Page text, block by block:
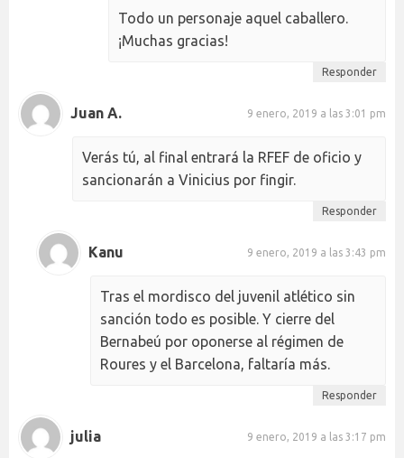
Todo un personaje aquel caballero.
¡Muchas gracias!
Responder
Juan A. 9 enero, 2019 a las 3:01 pm
Verás tú, al final entrará la RFEF de oficio y
sancionarán a Vinicius por fingir.
Responder
Kanu 9 enero, 2019 a las 3:43 pm
Tras el mordisco del juvenil atlético sin
sanción todo es posible. Y cierre del
Bernabeú por oponerse al régimen de
Roures y el Barcelona, faltaría más.
Responder
julia 9 enero, 2019 a las 3:17 pm